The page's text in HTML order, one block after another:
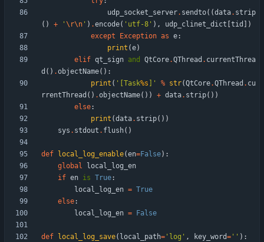
udp_socket_server. sendto( (data. strip
( ) + ' \r\n ' ) .encode( ' utf-8 ' ) , udp_clinet_dict tid
)
except
Exception as e:
print (e)
elif qt_sign and QtCore.QThread . currentThrea
d ( ) .objectName( ) :
print ( ' [Task%s ' % str(QtCore.QThread . cu
rrentThread ( ) .objectName( ) ) + data. strip( ) )
else:
print (data. strip( ) )
sys . stdout . flush( )
def local_log_enable(en=False) :
global
local_log_en
if en is True:
local_log_en = True
else:
local_log_en = False
def local_log_save( local_path= ' log ' , key_word= ' ' ) :